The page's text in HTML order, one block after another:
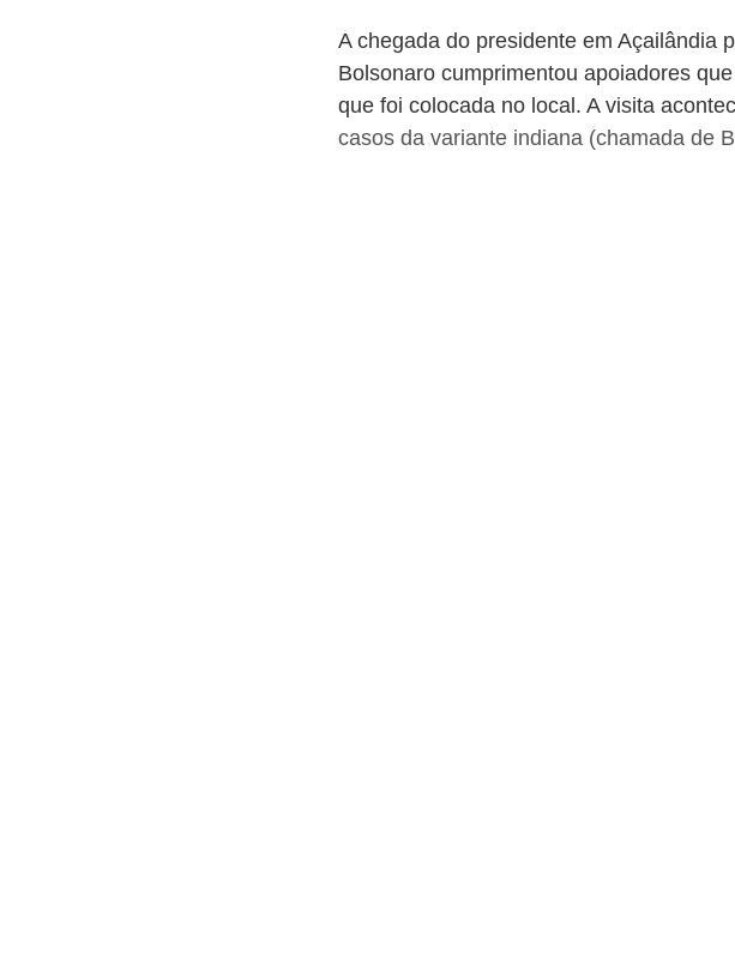
A chegada do presidente em Açailândia
Bolsonaro cumprimentou apoiadores
que foi colocada no local. A visita
casos da variante indiana (chamada de